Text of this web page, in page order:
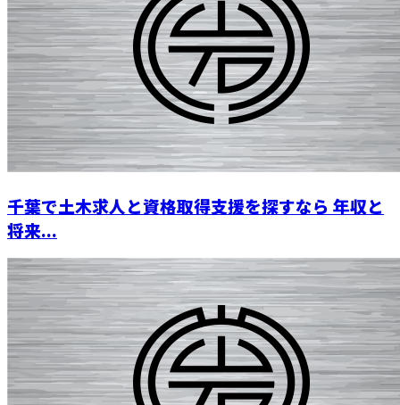
千葉で土木求人と資格取得支援を探すなら 年収と
将来...